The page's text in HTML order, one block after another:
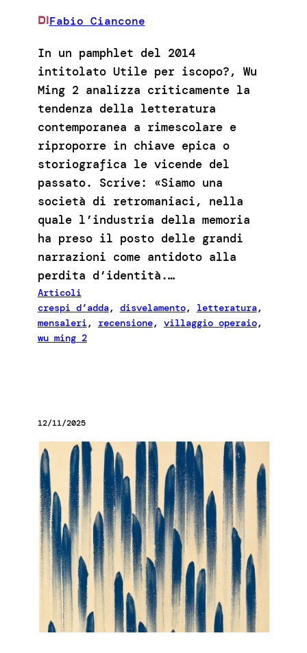
DIFabio Ciancone
In un pamphlet del 2014
intitolato Utile per iscopo?, Wu
Ming 2 analizza criticamente la
tendenza della letteratura
contemporanea a rimescolare e
riproporre in chiave epica o
storiografica le vicende del
passato. Scrive: «Siamo una
società di retromaniaci, nella
quale l’industria della memoria
ha preso il posto delle grandi
narrazioni come antidoto alla
perdita d’identità.…
Articoli
crespi d’adda, disvelamento, letteratura
mensaleri, recensione, villaggio operaio
wu ming 2
12/11/2025